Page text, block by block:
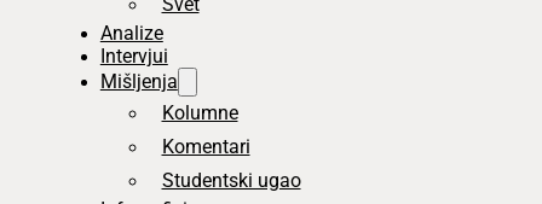
Svet
Analize
Intervjui
Mišljenja
Kolumne
Komentari
Studentski ugao